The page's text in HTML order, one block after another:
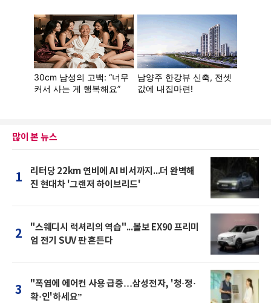
많이 본 뉴스
1
리터당 22km 연비에 AI 비서까지...더 완벽해
진 현대차 '그랜저 하이브리드'
2
"스웨디시 럭셔리의 역습"...볼보 EX90 프리미
엄 전기 SUV 판 흔든다
3
"폭염에 에어컨 사용 급증…삼성전자, '청·정·
확·인'하세요”